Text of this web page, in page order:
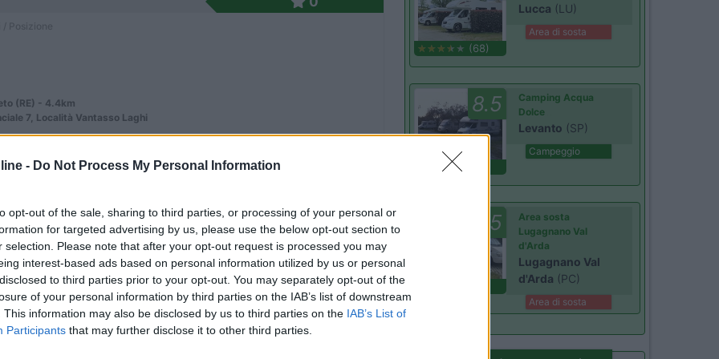
- Do Not Process My Personal Information
opt-out of the sale, sharing to third parties, or processing of your personal or
for targeted advertising by us, please use the below opt-out section to
selection. Please note that after your opt-out request is processed you may
interest-based ads based on personal information utilized by us or personal
to third parties prior to your opt-out. You may separately opt-out of the
of your personal information by third parties on the IAB’s list of downstream
This information may also be disclosed by us to third parties on the IAB’s List of
Participants that may further disclose it to other third parties.
(RE) - 4.4km
7, Località Vantasso Laghi
del Parco Nazionale dell'Appennino Tosco-Emilia...
Laghi (RE) - 12.9km
2/1
(68)
Lucca (LU)
Area di sosta
8.5
Camping Acqua
Dolce
Levanto (SP)
Campeggio
8.5
Area sosta
Lugagnano Val
d'Arda
Lugagnano Val
d'Arda (PC)
Area di sosta